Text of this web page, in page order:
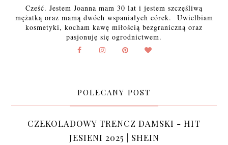
Cześć. Jestem Joanna mam 30 lat i jestem szczęśliwą
mężatką oraz mamą dwóch wspaniałych córek. Uwielbiam
kosmetyki, kocham kawę miłością bezgraniczną oraz
pasjonuję się ogrodnictwem.
POLECANY POST
CZEKOLADOWY TRENCZ DAMSKI - HIT
JESIENI 2025 | SHEIN